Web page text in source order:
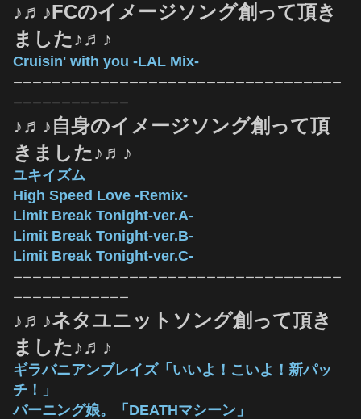
♪♬♪FCのイメージソング創って頂き
ました♪♬♪
Cruisin' with you ‐LAL Mix‐
ーーーーーーーーーーーーーーーーーーーーーーーーーーーーーーーーーー
ーーーーーーーーーーーー
♪♬♪自身のイメージソング創って頂
きました♪♬♪
ユキイズム
High Speed Love ‐Remix‐
Limit Break Tonight‐ver.A‐
Limit Break Tonight‐ver.B‐
Limit Break Tonight‐ver.C‐
ーーーーーーーーーーーーーーーーーーーーーーーーーーーーーーーーーー
ーーーーーーーーーーーー
♪♬♪ネタユニットソング創って頂き
ました♪♬♪
ギラバニアンブレイズ「いいよ！こいよ！新パッ
チ！」
バーニング娘。「DEATHマシーン」